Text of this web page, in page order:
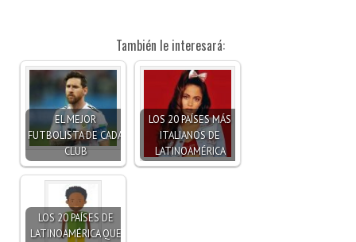
También le interesará:
EL MEJOR
FUTBOLISTA DE CADA
CLUB
LOS 20 PAÍSES MÁS
ITALIANOS DE
LATINOAMÉRICA
LOS 20 PAÍSES DE
LATINOAMÉRICA QUE